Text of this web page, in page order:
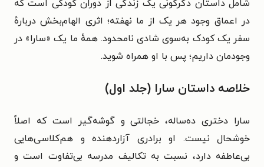
شامل داستان دگرگونی یک زندگی از دوران کودکی است که
در اعماق وجود هر یک از ما نهفته؛ اثری الهام‌بخش دربارهٔ
سفر یک کودک به‌سوی شادی نامحدود.همهٔ ما یک «سارا» در
وجودمان داریم؛ پس با او همراه شوید.
خلاصه داستان سارا (جلد اول)
سارا دختری ده‌ساله، خجالتی و گوشه‌گیر است که اصلاً
خوشحال نیست. او برادری آزاردهنده و هم‌کلاسی‌هایی
بی‌عاطفه دارد، نسبت به تکالیف مدرسه بی‌تفاوت است و